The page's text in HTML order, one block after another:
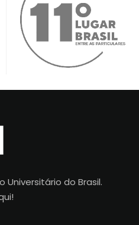
Universitário do Brasil.